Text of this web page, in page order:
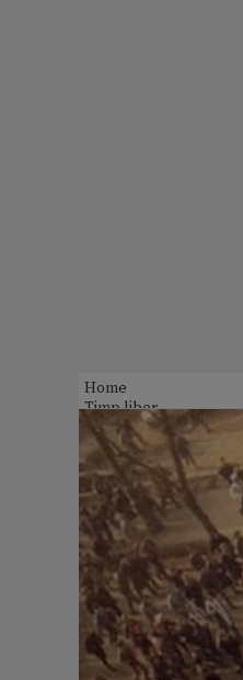
Home
Timp liber